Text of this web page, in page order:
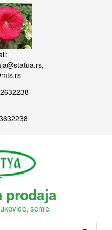
prodaja
seme